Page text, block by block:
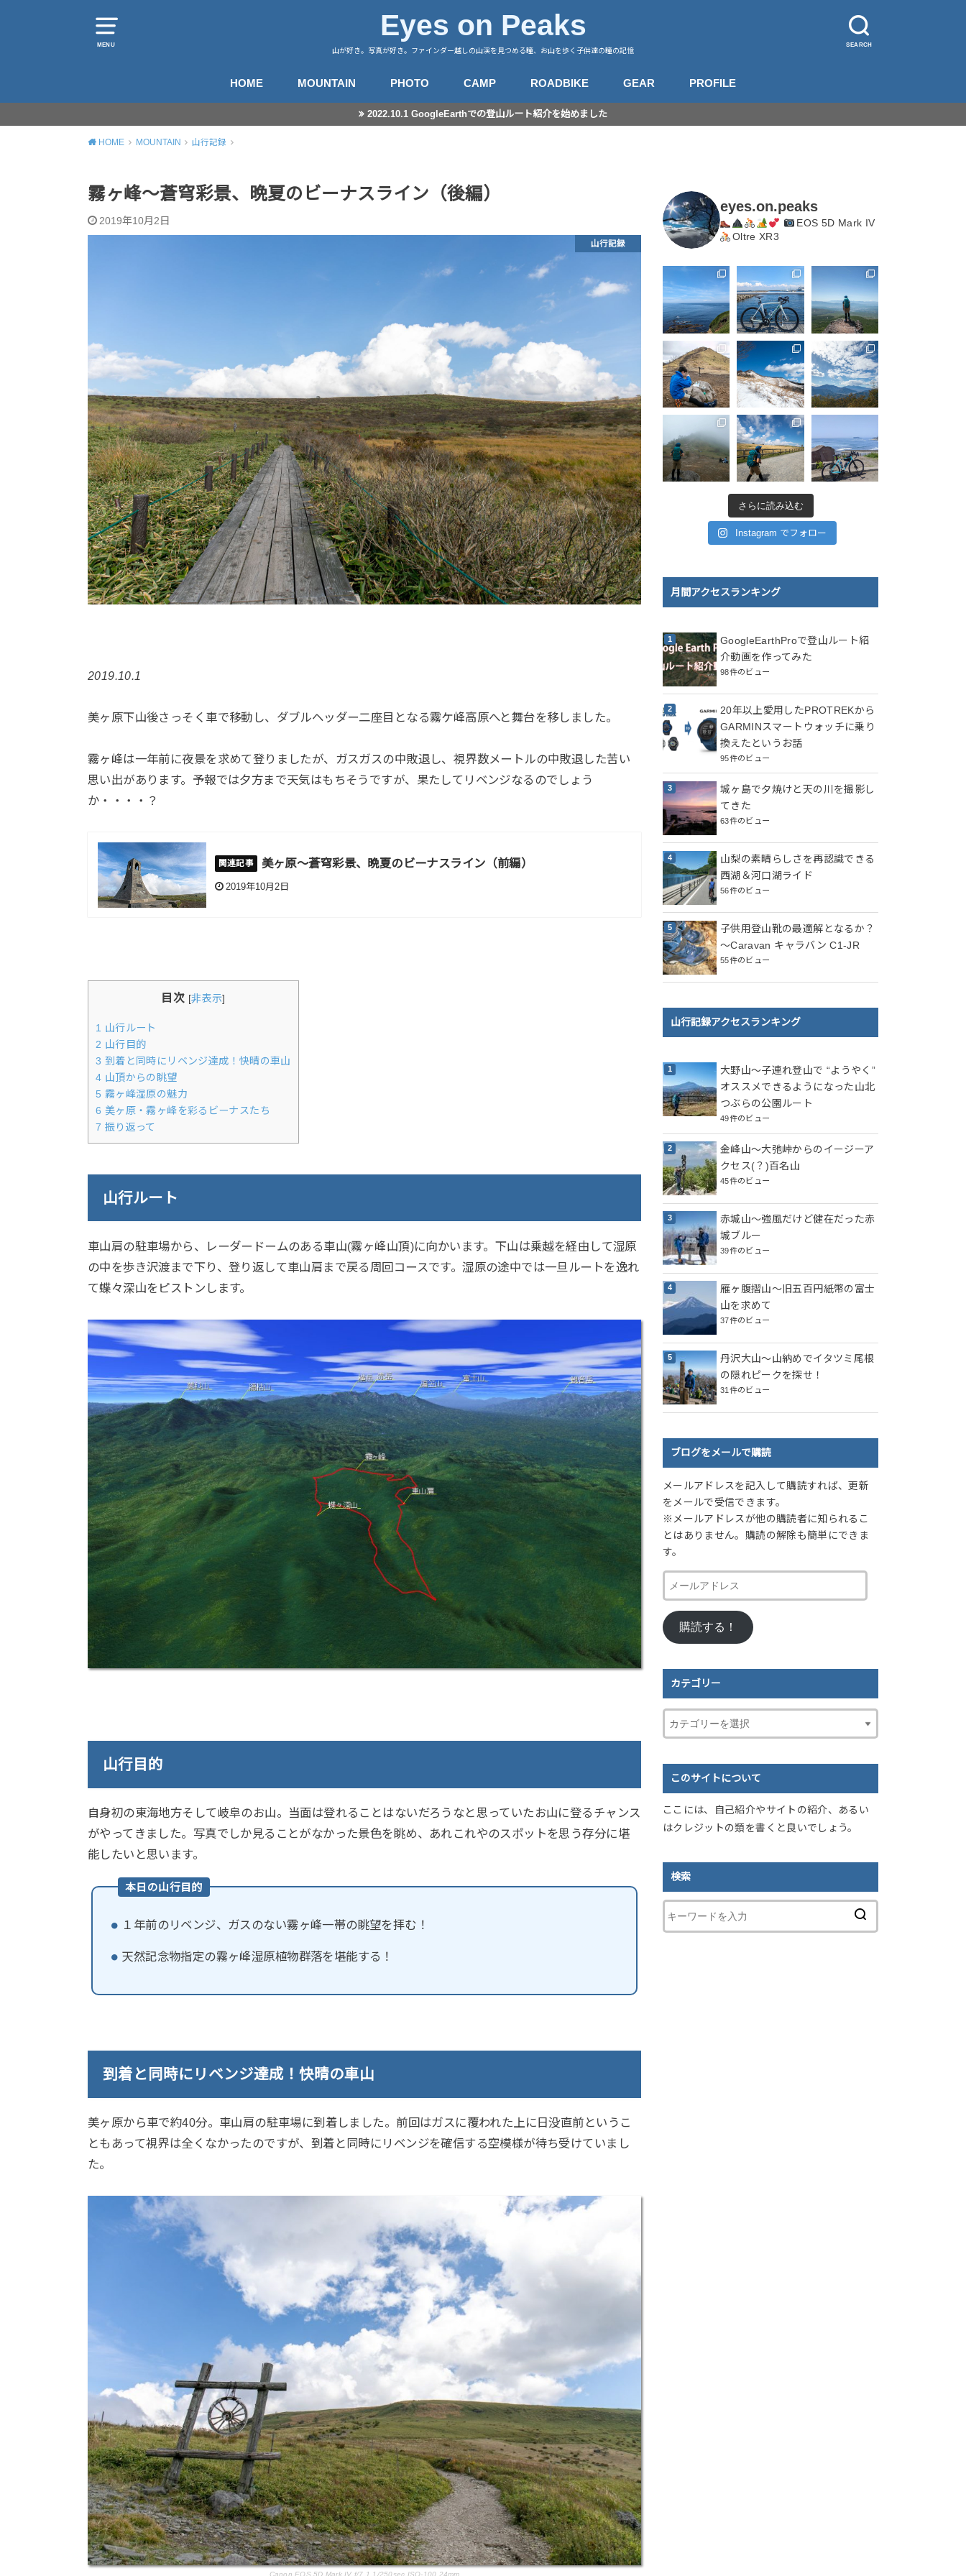
MENU SEARCH
Eyes on Peaks
山が好き。写真が好き。ファインダー越しの山渓を見つめる瞳、お山を歩く子供達の瞳の記憶
HOME MOUNTAIN
中央アルプス
南アルプス
八ヶ岳
谷川・武尊
赤城・榛名・荒船
四阿山
奥秩父
奥武蔵
高尾・陣馬
富士・御坂
丹沢
伊豆・愛鷹
箱根・湯河原
東海
房総・三浦
子連れ登山のこと
登山とITと
登山ギア
登山ギア(子供用)
PHOTO
カメラ
レンズ
星景撮影
日常スナップ
CAMP
キャンプサイト
ROADBIKE
ライドログ
GEAR PROFILE
2022.10.1 GoogleEarthでの登山ルート紹介を始めました
HOME MOUNTAIN 山行記録
霧ヶ峰～蒼穹彩景、晩夏のビーナスライン（後編）
2019年10月2日
山行記録
2019.10.1
美ヶ原下山後さっそく車で移動し、ダブルヘッダー二座目となる霧ケ峰高原へと舞台を移しました。
霧ヶ峰は一年前に夜景を求めて登りましたが、ガスガスの中敗退し、視界数メートルの中敗退した苦い
思い出があります。予報では夕方まで天気はもちそうですが、果たしてリベンジなるのでしょう
か・・・・？
美ヶ原～蒼穹彩景、晩夏のビーナスライン（前編）
2019年10月2日
目次 [非表示]
1 山行ルート
2 山行目的
3 到着と同時にリベンジ達成！快晴の車山
4 山頂からの眺望
5 霧ヶ峰湿原の魅力
6 美ヶ原・霧ヶ峰を彩るビーナスたち
7 振り返って
山行ルート
車山肩の駐車場から、レーダードームのある車山(霧ヶ峰山頂)に向かいます。下山は乗越を経由して湿原
の中を歩き沢渡まで下り、登り返して車山肩まで戻る周回コースです。湿原の途中では一旦ルートを逸れ
て蝶々深山をピストンします。
山行目的
自身初の東海地方そして岐阜のお山。当面は登れることはないだろうなと思っていたお山に登るチャンス
がやってきました。写真でしか見ることがなかった景色を眺め、あれこれやのスポットを思う存分に堪
能したいと思います。
本日の山行目的
１年前のリベンジ、ガスのない霧ヶ峰一帯の眺望を拝む！
天然記念物指定の霧ヶ峰湿原植物群落を堪能する！
到着と同時にリベンジ達成！快晴の車山
美ヶ原から車で約40分。車山肩の駐車場に到着しました。前回はガスに覆われた上に日没直前というこ
ともあって視界は全くなかったのですが、到着と同時にリベンジを確信する空模様が待ち受けていまし
た。
Canon EOS 5D Mark IV f/7.1 1/250sec ISO-100 24mm
eyes.on.peaks
EOS 5D Mark IV
Oltre XR3
さらに読み込む
Instagram でフォロー
月間アクセスランキング
GoogleEarthProで登山ルート紹
介動画を作ってみた
98件のビュー
20年以上愛用したPROTREKから
GARMINスマートウォッチに乗り
換えたというお話
95件のビュー
城ヶ島で夕焼けと天の川を撮影し
てきた
63件のビュー
山梨の素晴らしさを再認識できる
西湖＆河口湖ライド
56件のビュー
子供用登山靴の最適解となるか？
～Caravan キャラバン C1-JR
55件のビュー
山行記録アクセスランキング
大野山～子連れ登山で “ようやく”
オススメできるようになった山北
つぶらの公園ルート
49件のビュー
金峰山～大弛峠からのイージーア
クセス(？)百名山
45件のビュー
赤城山～強風だけど健在だった赤
城ブルー
39件のビュー
雁ヶ腹摺山～旧五百円紙幣の富士
山を求めて
37件のビュー
丹沢大山～山納めでイタツミ尾根
の隠れピークを探せ！
31件のビュー
ブログをメールで購読
メールアドレスを記入して購読すれば、更新
をメールで受信できます。
※メールアドレスが他の購読者に知られるこ
とはありません。購読の解除も簡単にできま
す。
ル
ア
ド
購読する！
カテゴリー
このサイトについて
ここには、自己紹介やサイトの紹介、あるい
はクレジットの類を書くと良いでしょう。
検索